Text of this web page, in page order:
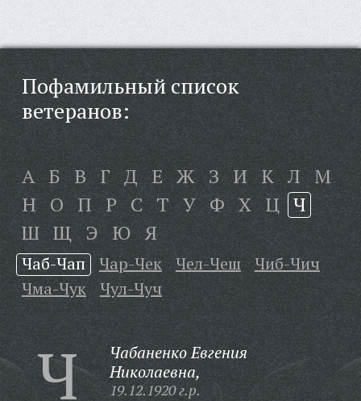
Пофамильный список
ветеранов:
А Б В Г Д Е Ж З И К Л М
Н О П Р С Т У Ф Х Ц Ч
Ш Щ Э Ю Я
Чаб-Чап Чар-Чек Чел-Чеш
Чиб-Чич
Чма-Чук
Чул-Чуч
Ч
Чабаненко Евгения
Николаевна,
19.12.1920 г.р.